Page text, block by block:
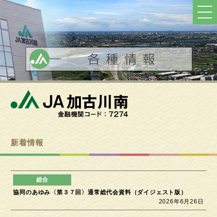
新着情報
協同のあゆみ〈第３７回〉通常総代会資料（ダイジェスト版）
2026年6月26日